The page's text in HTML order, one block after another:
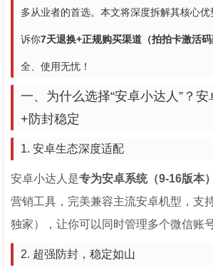
多从业者的首选。本文将深度拆解其核心
诉你7天退换+正规购买渠道（拍拍卡激活码
全、使用无忧！
一、为什么选择“安卓小达人”？
+防封稳定
1. 安卓生态深度适配
安卓小达人是专为安卓系统（9-16版本
营销工具，完美兼容主流安卓机型，支
独家），让你可以同时管理多个微信账
2. 超强防封，稳定如山